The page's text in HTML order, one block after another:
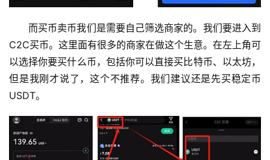
而买币卖币我们是需要自己筛选商家的。我们要进入到
C2C买币。这里面有很多的商家在做这个生意。在左上角可
以选择你要买什么币，包括你可以直接买比特币、以太坊，
但是我刚才说了，这个不推荐。我们建议还是先买稳定币
USDT。